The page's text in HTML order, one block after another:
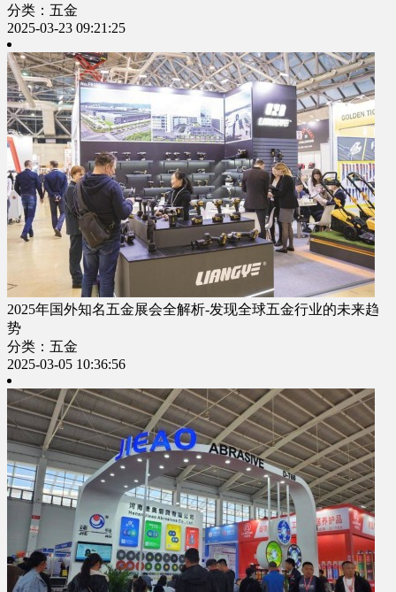
分类：五金
2025-03-23 09:21:25
2025年国外知名五金展会全解析-发现全球五金行业的未来趋
势
分类：五金
2025-03-05 10:36:56